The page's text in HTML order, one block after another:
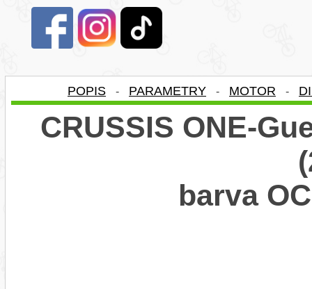
POPIS - PARAMETRY - MOTOR -
CRUSSIS ONE-
barva